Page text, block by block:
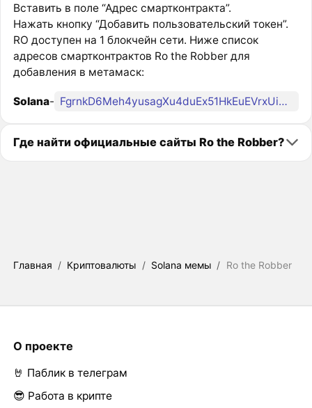
Вставить в поле “Адрес смартконтракта”.
Нажать кнопку “Добавить пользовательский токен”.
RO доступен на 1 блокчейн сети. Ниже список
адресов смартконтрактов Ro the Robber для
добавления в метамаск:
Solana- FgrnkD6Meh4yusagXu4duEx51HkEuEVrxUihG9r2ejRR
Где найти официальные сайты Ro the Robber?
Главная / Криптовалюты / Solana мемы / Ro the Robber
О проекте
🤘 Паблик в телеграм
😎 Работа в крипте